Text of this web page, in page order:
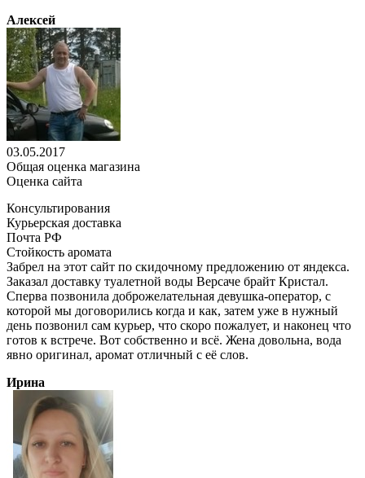
Алексей
03.05.2017
Общая оценка магазина
Оценка сайта
Консультирования
Курьерская доставка
Почта РФ
Стойкость аромата
Забрел на этот сайт по скидочному предложению от яндекса.
Заказал доставку туалетной воды Версаче брайт Кристал.
Сперва позвонила доброжелательная девушка-оператор, с
которой мы договорились когда и как, затем уже в нужный
день позвонил сам курьер, что скоро пожалует, и наконец что
готов к встрече. Вот собственно и всё. Жена довольна, вода
явно оригинал, аромат отличный с её слов.
Ирина